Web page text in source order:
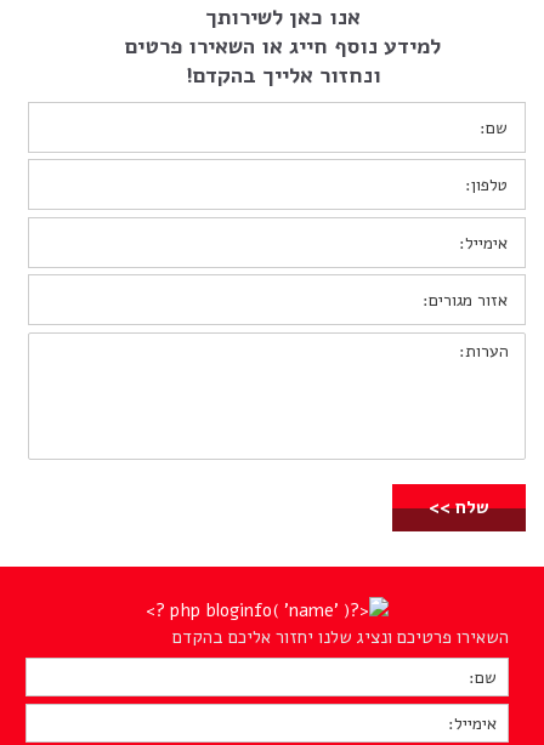
אנו כאן לשירותך
למידע נוסף חייג או השאירו פרטים
ונחזור אלייך בהקדם!
שם:*
טלפון:*
אימייל:*
אזור
מגורים:
הערות:
השאירו פרטיכם ונציג שלנו יחזור אליכם בהקדם
שם:*
אימייל:*